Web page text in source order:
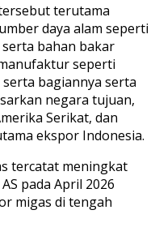
terutama
daya alam seperti
bahan bakar
seperti
bagiannya serta
negara tujuan,
Serikat, dan
ekspor Indonesia.
tercatat meningkat
pada April 2026
migas di tengah